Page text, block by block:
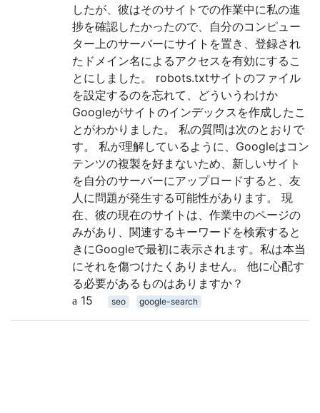
したが、彼はそのサイトでの作業中に私の進
捗を確認したかったので、自分のコンピュー
ター上のサーバーにサイトを置き、登録され
たドメイン名によるアクセスを有効にするこ
とにしました。 robots.txtサイトのファイル
を設定するのを忘れて、どういうわけか
Googleがサイトのインデックスを作成したこ
とがわかりました。 私の質問は次のとおりで
す。 私が理解しているように、Googleはコン
テンツの複製を好まないため、新しいサイト
を自分のサーバーにアップロードすると、友
人に問題が発生する可能性があります。 現
在、彼の現在のサイトは、作業中のページの
みがあり、関連するキーワードを検索すると
きにGoogleで最初に表示されます。私は本当
にそれを傷つけたくありません。 他に心配す
る必要があるものはありますか？
15
seo google-search